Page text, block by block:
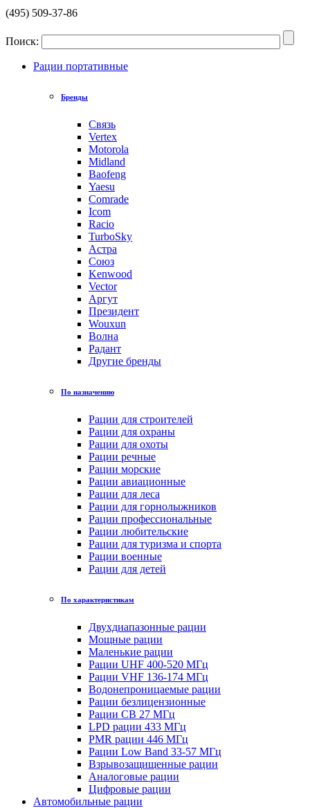
(495) 509-37-86
Поиск:
Рации портативные
Бренды
Связь
Vertex
Motorola
Midland
Baofeng
Yaesu
Comrade
Icom
Racio
TurboSky
Астра
Союз
Kenwood
Vector
Аргут
Президент
Wouxun
Волна
Радант
Другие бренды
По назначению
Рации для строителей
Рации для охраны
Рации для охоты
Рации речные
Рации морские
Рации авиационные
Рации для леса
Рации для горнолыжников
Рации профессиональные
Рации любительские
Рации для туризма и спорта
Рации военные
Рации для детей
По характеристикам
Двухдиапазонные рации
Мощные рации
Маленькие рации
Рации UHF 400-520 МГц
Рации VHF 136-174 МГц
Водонепроницаемые рации
Рации безлицензионные
Рации CB 27 МГц
LPD рации 433 МГц
PMR рации 446 МГц
Рации Low Band 33-57 МГц
Взрывозащищенные рации
Аналоговые рации
Цифровые рации
Автомобильные рации